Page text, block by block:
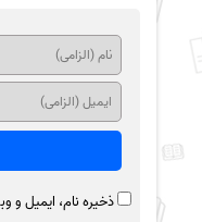
ذخیره نام، ایمیل و